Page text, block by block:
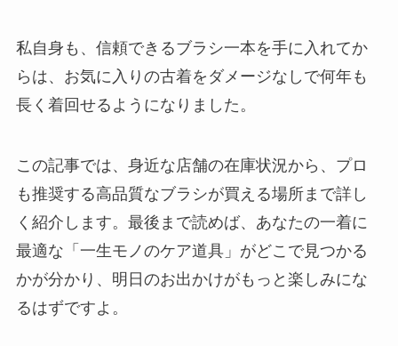
私自身も、信頼できるブラシ一本を手に入れてか
らは、お気に入りの古着をダメージなしで何年も
長く着回せるようになりました。
この記事では、身近な店舗の在庫状況から、プロ
も推奨する高品質なブラシが買える場所まで詳し
く紹介します。最後まで読めば、あなたの一着に
最適な「一生モノのケア道具」がどこで見つかる
かが分かり、明日のお出かけがもっと楽しみにな
るはずですよ。